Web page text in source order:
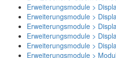
Erweiterungsmodule >
Erweiterungsmodule >
Erweiterungsmodule >
Erweiterungsmodule >
Erweiterungsmodule >
Erweiterungsmodule >